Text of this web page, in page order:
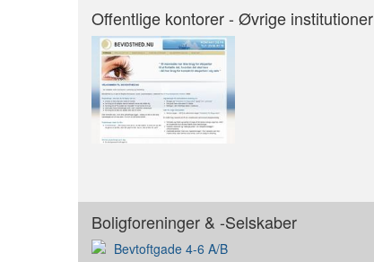
Offentlige kontorer - Øvrige institutioner
Boligforeninger & -Selskaber